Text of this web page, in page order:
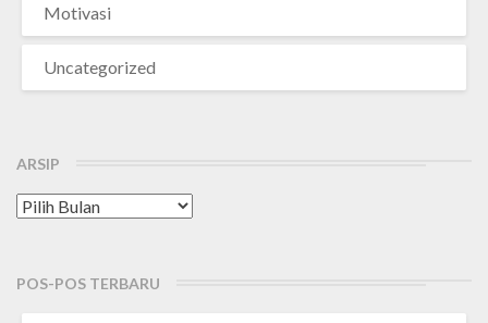
Motivasi
Uncategorized
ARSIP
Arsip
POS-POS TERBARU